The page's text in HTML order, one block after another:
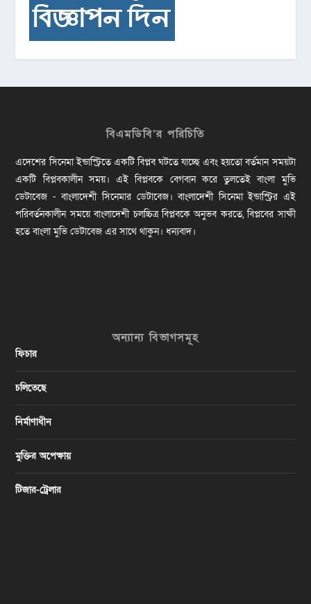
বিএমডিবি’র পরিচিতি
এদেশের সিনেমা ইন্ডাস্ট্রিতে একটি বিপ্লব ঘটতে যাচ্ছে এবং হয়তো বর্তমান সময়টা
একটি বিপ্লবকালীন সময়। এই বিপ্লবকে বেগবান করে তুলতেই বাংলা মুভি
ডেটাবেজ - বাংলাদেশী সিনেমার ডেটাবেজ। বাংলাদেশী সিনেমা ইন্ডাস্ট্রির এই
পরিবর্তনকালীন সময়ে বাংলাদেশী চলচ্চিত্র বিপ্লবকে অনুভব করতে, বিপ্লবের সাক্ষী
হতে বাংলা মুভি ডেটাবেজ এর সাথে থাকুন। ধন্যবাদ।
অন্যান্য বিভাগসমূহ
ফিচার
চলিতেছে
নির্মাণাধীন
মুক্তির অপেক্ষায়
টিজার-ট্রেলার